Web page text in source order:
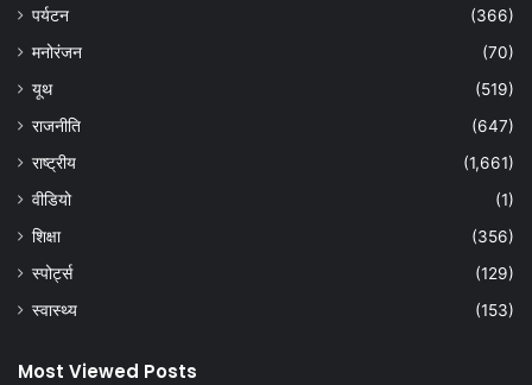
पर्यटन
(366)
मनोरंजन
(70)
यूथ
(519)
राजनीति
(647)
राष्ट्रीय
(1,661)
वीडियो
(1)
शिक्षा
(356)
स्पोर्ट्स
(129)
स्वास्थ्य
(153)
Most Viewed Posts